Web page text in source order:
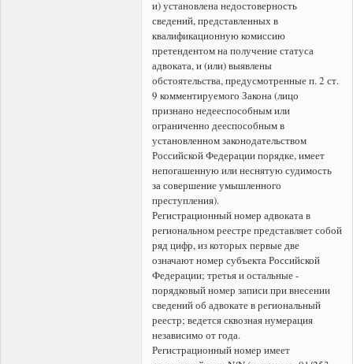
и) установлена недостоверность
сведений, представленных в
квалификационную комиссию
претендентом на получение статуса
адвоката, и (или) выявлены
обстоятельства, предусмотренные п. 2 ст.
9 комментируемого Закона (лицо
признано недееспособным или
ограниченно дееспособным в
установленном законодательством
Российской Федерации порядке, имеет
непогашенную или неснятую судимость
за совершение умышленного
преступления).
Регистрационный номер адвоката в
региональном реестре представляет собой
ряд цифр, из которых первые две
означают номер субъекта Российской
Федерации; третья и остальные -
порядковый номер записи при внесении
сведений об адвокате в региональный
реестр; ведется сквозная нумерация
независимо от года.
Регистрационный номер имеет